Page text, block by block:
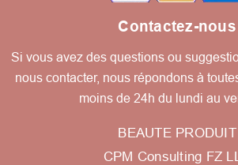
Contactez-nous
Si vous avez des questions ou
nous contacter, nous répondons à
moins de 24h du lundi au
BEAUTE PRODUIT
CPM Consulting FZ